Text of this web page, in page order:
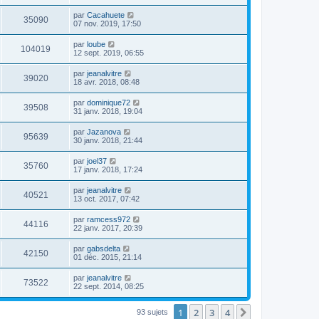
35090 par Cacahuete
07 nov. 2019, 17:50
104019 par loube
12 sept. 2019, 06:55
39020 par jeanalvitre
18 avr. 2018, 08:48
39508 par dominique72
31 janv. 2018, 19:04
95639 par Jazanova
30 janv. 2018, 21:44
35760 par joel37
17 janv. 2018, 17:24
40521 par jeanalvitre
13 oct. 2017, 07:42
44116 par ramcess972
22 janv. 2017, 20:39
42150 par gabsdelta
01 déc. 2015, 21:14
73522 par jeanalvitre
22 sept. 2014, 08:25
93 sujets 1 2 3 4